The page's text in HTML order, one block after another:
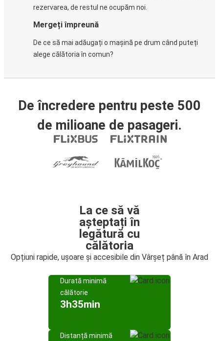
rezervarea, de restul ne ocupăm noi.
Mergeți împreună
De ce să mai adăugați o mașină pe drum când puteți
alege călătoria în comun?
De încredere pentru peste 500
de milioane de pasageri.
La ce să vă
așteptați în
legătură cu
călătoria
Opțiuni rapide, ușoare și accesibile din Vârșeț până în Arad
Durată minimă
călătorie
3h35min
Distanță minimă